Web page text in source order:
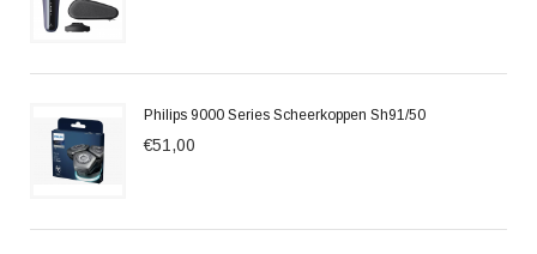
Philips 9000 Series Scheerkoppen Sh91/50
€51,00